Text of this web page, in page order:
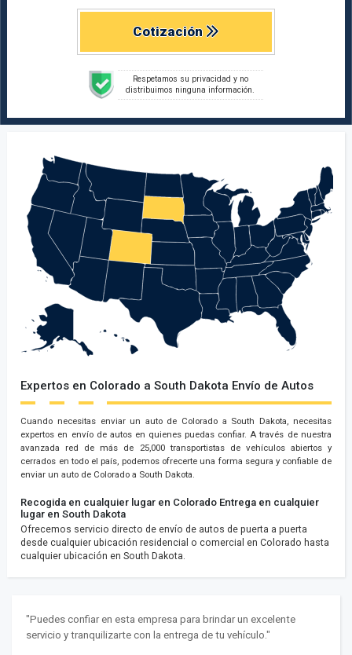
Cotización
Respetamos su privacidad y no
distribuimos ninguna información.
Expertos en Colorado a South Dakota Envío de Autos
Cuando necesitas enviar un auto de Colorado a South Dakota, necesitas
expertos en envío de autos en quienes puedas confiar. A través de nuestra
avanzada red de más de 25,000 transportistas de vehículos abiertos y
cerrados en todo el país, podemos ofrecerte una forma segura y confiable de
enviar un auto de Colorado a South Dakota.
Recogida en cualquier lugar en Colorado Entrega en cualquier
lugar en South Dakota
Ofrecemos servicio directo de envío de autos de puerta a puerta
desde cualquier ubicación residencial o comercial en Colorado hasta
cualquier ubicación en South Dakota.
"Puedes confiar en esta empresa para brindar un excelente
servicio y tranquilizarte con la entrega de tu vehículo."